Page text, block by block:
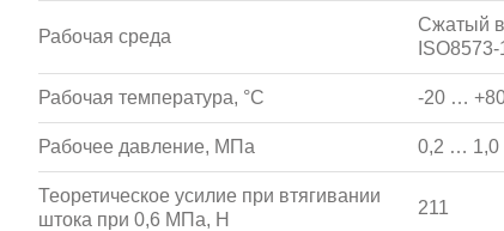
Рабочая среда
Сжатый
Рабочая температура, °С -20 …
Рабочее давление, МПа 0,2 … 1,0
Теоретическое усилие при втягивании
штока при 0,6 МПа, Н
211